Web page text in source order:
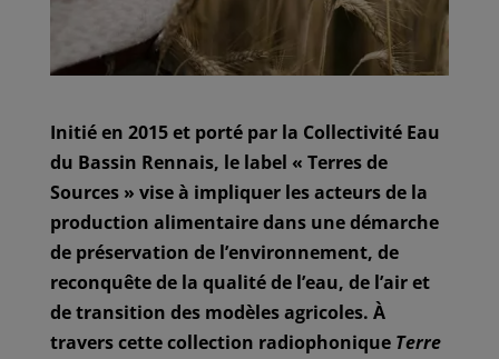
Initié en 2015 et porté par la Collectivité Eau
du Bassin Rennais, le label « Terres de
Sources » vise à impliquer les acteurs de la
production alimentaire dans une démarche
de préservation de l’environnement, de
reconquête de la qualité de l’eau, de l’air et
de transition des modèles agricoles. À
travers cette collection radiophonique Terre